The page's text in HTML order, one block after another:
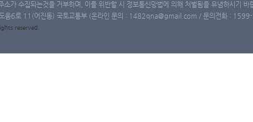
소가 수집되는것을 거부하며, 이를 위반할 시 정보통신망법에 의해 처벌됨을 유념하시기 바
움6로 11(어진동) 국토교통부 (온라인 문의 : 1482qna@gmail.com / 문의전화 :
reserved.